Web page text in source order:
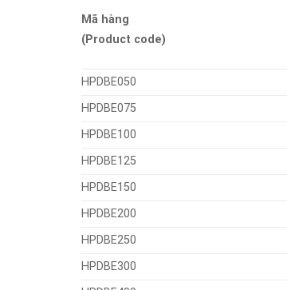
Mã hàng
(Product code)
HPDBE050
HPDBE075
HPDBE100
HPDBE125
HPDBE150
HPDBE200
HPDBE250
HPDBE300